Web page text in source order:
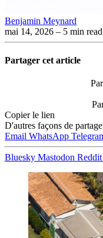
Benjamin Meynard
mai 14, 2026 – 5 min read
Partager cet article
Copier le lien
D'autres façons de
Email WhatsApp
Bluesky Mastodon Reddit